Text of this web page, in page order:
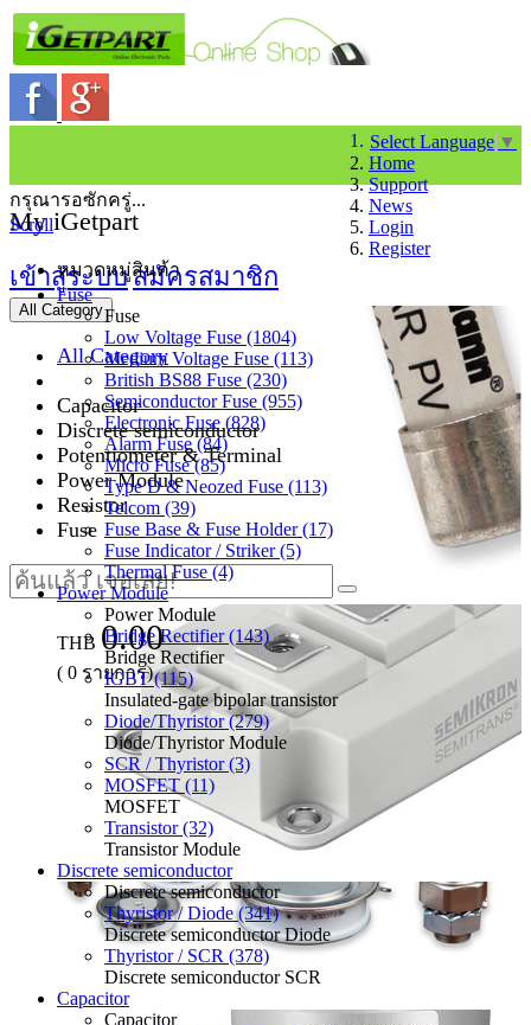
Select Language ▼
Home
Support
News
Login
Register
My iGetpart
เข้าสู่ระบบสมัครสมาชิก
All Category
All Category
Capacitor
Discrete semiconductor
Potentiometer & Terminal
Power Module
Resistor
Fuse
THB 0.00
( 0 รายการ)
กรุณารอซักครู่...
Scroll
หมวดหมู่สินค้า
Fuse
Fuse
Low Voltage Fuse (1804)
Medium Voltage Fuse (113)
British BS88 Fuse (230)
Semiconductor Fuse (955)
Electronic Fuse (828)
Alarm Fuse (84)
Micro Fuse (85)
Type D & Neozed Fuse (113)
Telcom (39)
Fuse Base & Fuse Holder (17)
Fuse Indicator / Striker (5)
Thermal Fuse (4)
Power Module
Power Module
Bridge Rectifier (143)
Bridge Rectifier
IGBT (115)
Insulated-gate bipolar transistor
Diode/Thyristor (279)
Diode/Thyristor Module
SCR / Thyristor (3)
MOSFET (11)
MOSFET
Transistor (32)
Transistor Module
Discrete semiconductor
Discrete semiconductor
Thyristor / Diode (341)
Discrete semiconductor Diode
Thyristor / SCR (378)
Discrete semiconductor SCR
Capacitor
Capacitor